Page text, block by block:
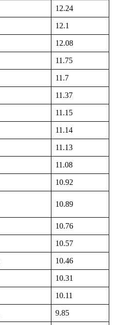
12.24
12.1
12.08
11.75
11.7
11.37
11.15
11.14
11.13
11.08
10.92
10.89
10.76
10.57
10.46
10.31
10.11
9.85